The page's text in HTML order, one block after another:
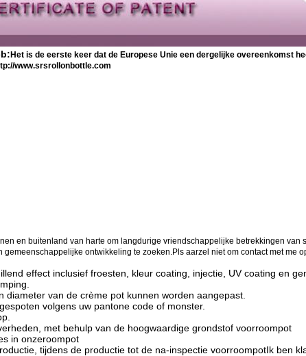
Het is de eerste keer dat de Europese Unie een dergelijke overeenkomst
www.srsrollonbottle.com
en buitenland van harte om langdurige vriendschappelijke betrekkingen
ontwikkeling te zoeken.Pls aarzel niet om contact met me
effect inclusief froesten, kleur coating, injectie, UV coating en
diameter van de crème pot kunnen worden aangepast.
volgens uw pantone code of monster.
met behulp van de hoogwaardige grondstof voorroompot
in onzeroompot
tijdens de productie tot de na-inspectie voorroompotIk ben